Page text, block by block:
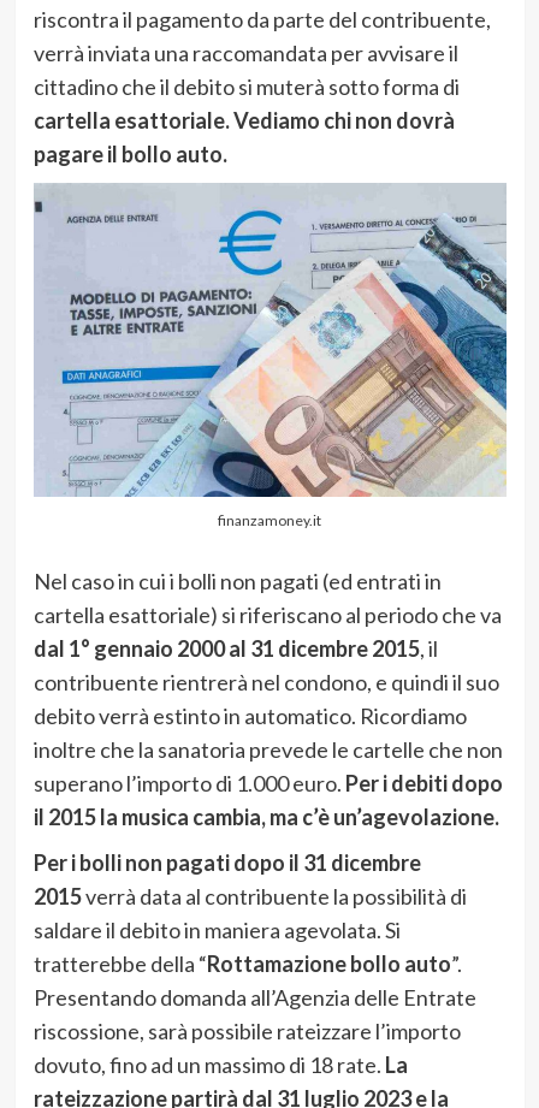
riscontra il pagamento da parte del contribuente,
verrà inviata una raccomandata per avvisare il
cittadino che il debito si muterà sotto forma di
cartella esattoriale. Vediamo chi non dovrà
pagare il bollo auto.
finanzamoney.it
Nel caso in cui i bolli non pagati (ed entrati in
cartella esattoriale) si riferiscano al periodo che va
dal 1° gennaio 2000 al 31 dicembre 2015, il
contribuente rientrerà nel condono, e quindi il suo
debito verrà estinto in automatico. Ricordiamo
inoltre che la sanatoria prevede le cartelle che non
superano l’importo di 1.000 euro. Per i debiti dopo
il 2015 la musica cambia, ma c’è un’agevolazione.
Per i bolli non pagati dopo il 31 dicembre
2015verrà data al contribuente la possibilità di
saldare il debito in maniera agevolata. Si
tratterebbe della “Rottamazione bollo auto”.
Presentando domanda all’Agenzia delle Entrate
riscossione, sarà possibile rateizzare l’importo
dovuto, fino ad un massimo di 18 rate. La
rateizzazione partirà dal 31 luglio 2023 e la